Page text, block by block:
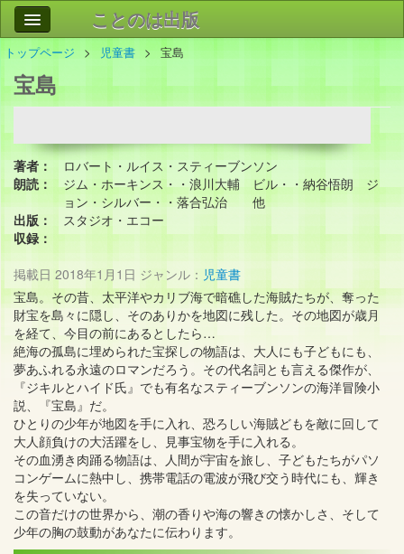
ことのは出版
作品
事業案内
検索
トップページ 児童書 宝島
宝島
著者：
ロバート・ルイス・スティーブンソン
朗読：
ジム・ホーキンス・・浪川大輔 ビル・・納谷悟朗 ジ
ョン・シルバー・・落合弘治 他
出版：
スタジオ・エコー
収録：
掲載日 2018年1月1日 ジャンル： 児童書
宝島。その昔、太平洋やカリブ海で暗礁した海賊たちが、奪った
財宝を島々に隠し、そのありかを地図に残した。その地図が歳月
を経て、今目の前にあるとしたら…
絶海の孤島に埋められた宝探しの物語は、大人にも子どもにも、
夢あふれる永遠のロマンだろう。その代名詞とも言える傑作が、
『ジキルとハイド氏』でも有名なスティーブンソンの海洋冒険小
説、『宝島』だ。
ひとりの少年が地図を手に入れ、恐ろしい海賊どもを敵に回して
大人顔負けの大活躍をし、見事宝物を手に入れる。
その血湧き肉踊る物語は、人間が宇宙を旅し、子どもたちがパソ
コンゲームに熱中し、携帯電話の電波が飛び交う時代にも、輝き
を失っていない。
この音だけの世界から、潮の香りや海の響きの懐かしさ、そして
少年の胸の鼓動があなたに伝わります。